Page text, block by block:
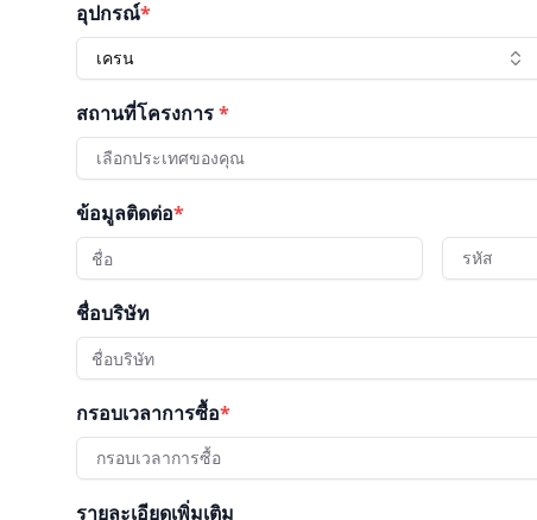
อุปกรณ์*
เครน
สถานที่โครงการ*
เลือกประเทศของคุณ
ข้อมูลติดต่อ*
รหัส
ชื่อบริษัท
กรอบเวลาการซื้อ*
กรอบเวลาการซื้อ
รายละเอียดเพิ่มเติม